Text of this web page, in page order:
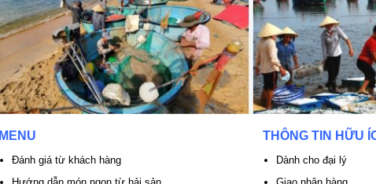
MENU
Đánh giá từ khách hàng
THÔNG TIN HỮU
Dành cho đại lý